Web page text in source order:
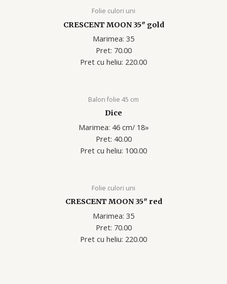
Folie culori uni
CRESCENT MOON 35″ gold
Marimea: 35
Pret: 70.00
Pret cu heliu: 220.00
Balon folie 45 cm
Dice
Marimea: 46 cm/ 18»
Pret: 40.00
Pret cu heliu: 100.00
Folie culori uni
CRESCENT MOON 35″ red
Marimea: 35
Pret: 70.00
Pret cu heliu: 220.00